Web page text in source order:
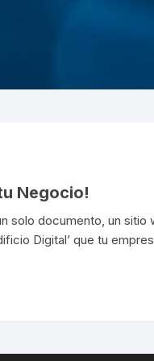
Negocio!
solo documento, un sitio
Digital’ que tu